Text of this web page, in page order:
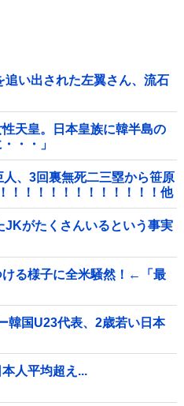
追い出された左翼さん、流石
天皇。日本皇族に韓半島の
・・」
人、3回裏無死二三塁から笹原
！！！！！！！！！！！！他
JKがたくさんいるという事実
る様子に全米騒然！←「最
韓国U23代表、2歳若い日本
人平均超え...